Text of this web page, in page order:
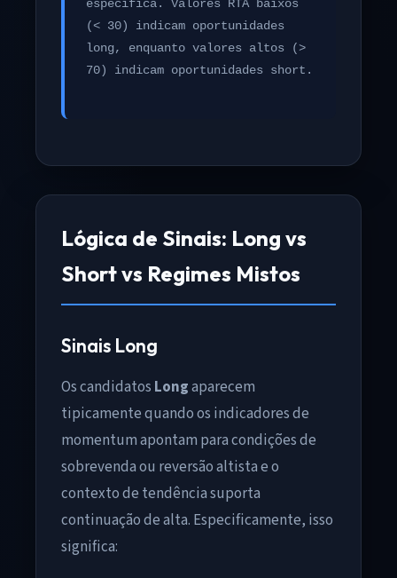
específica. Valores RTA baixos
(< 30) indicam oportunidades
long, enquanto valores altos (>
70) indicam oportunidades short.
Lógica de Sinais: Long vs
Short vs Regimes Mistos
Sinais Long
Os candidatos Longaparecem
tipicamente quando os indicadores de
momentum apontam para condições de
sobrevenda ou reversão altista e o
contexto de tendência suporta
continuação de alta. Especificamente, isso
significa: